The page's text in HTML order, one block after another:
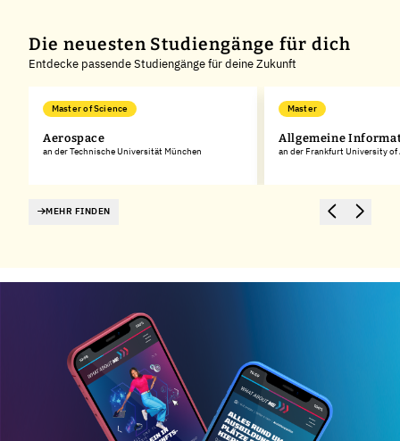
Die neuesten Studiengänge für dich
Entdecke passende Studiengänge für deine Zukunft
Master of Science
Aerospace
an der Technische Universität München
Master
Allgemeine
an der Frankfurt University of
MEHR FINDEN